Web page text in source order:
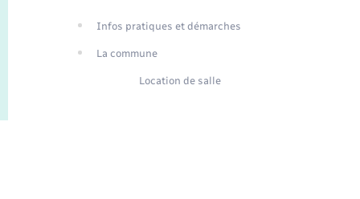
Traduction du
Infos pratiques et démarches
La commune
Location de salle